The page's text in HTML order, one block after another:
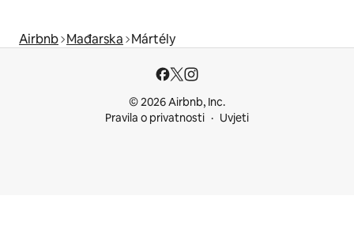
Airbnb Mađarska Mártély
© 2026 Airbnb, Inc.
Pravila o privatnosti
Uvjeti